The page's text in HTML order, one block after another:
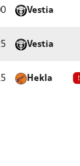
Vestia
Vestia
Hekla !